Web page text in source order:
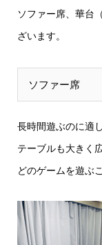
ソファー席、華台
ざいます。
ソファー席
長時間遊ぶのに適
テーブルも大きく
どのゲームを遊ぶ